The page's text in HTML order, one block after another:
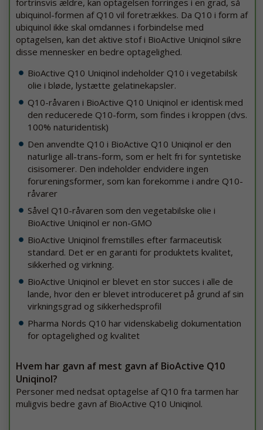
ubiquinol-formen af Q10 vil foretrækkes. Da Q10 i form af
ubiquinol ikke skal omdannes i forbindelse med
optagelsen, kan det aktive stof i BioActive Uniqinol sikre
disse mennesker en bedre optagelighed.
BioActive Q10 Uniqinol indeholder Q10 i vegetabilsk
olie i bløde, lystætte gelatinekapsler.
Q10-råvaren i BioActive Q10 Uniqinol er identisk med
den reducerede Q10-form, som findes i kroppen (dvs.
100% naturidentisk)
Den anvendte Q10 i BioActive Q10 Uniqinol er den
naturlige all-trans-form, som er helt fri for syntetiske
cisisomerer. Den indeholder endvidere ingen
forureningsformer, som kan forekomme i andre Q10-
råvarer
Såvel Q10-råvaren som den vegetabilske olie i
BioActive Uniqinol er non-GMO
BioActive Uniqinol fremstilles efter farmaceutisk
standard. Det er en garanti for produktets kvalitet,
sikkerhed og virkning.
BioActive Uniqinol er blevet en stor succes i alle de
lande, hvor den er blevet introduceret på grund af sin
virkningsgrad og sikkerhedsprofil
Pharma Nords Q10 har videnskabelig dokumentation
for optagelighed og kvalitet
Hvem har gavn af mest gavn af BioActive Q10
Uniqinol?
Personer med nedsat optagelse af Q10 fra tarmen har
muligvis bedre gavn af BioActive Q10 Uniqinol.